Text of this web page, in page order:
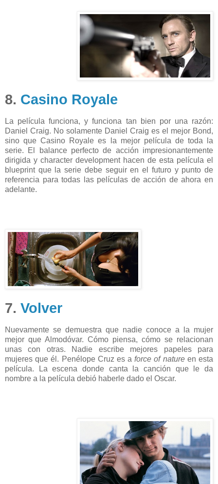
8. Casino Royale
La película funciona, y funciona tan bien por una razón:
Daniel Craig. No solamente Daniel Craig es el mejor Bond,
sino que Casino Royale es la mejor película de toda la
serie. El balance perfecto de acción impresionantemente
dirigida y character development hacen de esta película el
blueprint que la serie debe seguir en el futuro y punto de
referencia para todas las películas de acción de ahora en
adelante.
7. Volver
Nuevamente se demuestra que nadie conoce a la mujer
mejor que Almodóvar. Cómo piensa, cómo se relacionan
unas con otras. Nadie escribe mejores papeles para
mujeres que él. Penélope Cruz es a force of natureen esta
película. La escena donde canta la canción que le da
nombre a la película debió haberle dado el Oscar.